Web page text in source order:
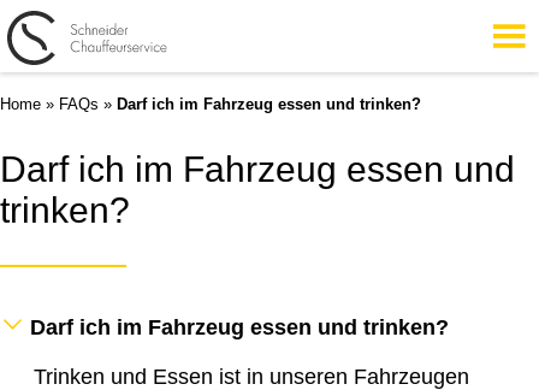
Home » FAQs » Darf ich im Fahrzeug essen und trinken?
Darf ich im Fahrzeug essen und
trinken?
Darf ich im Fahrzeug essen und trinken?
Trinken und Essen ist in unseren Fahrzeugen